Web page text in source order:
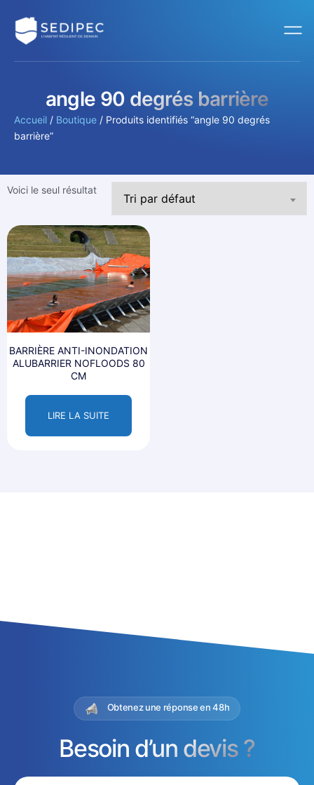
angle 90 degrés barrière
Accueil / Boutique / Produits identifiés “angle 90 degrés
barrière”
Voici le seul résultat
BARRIÈRE ANTI-INONDATION
ALUBARRIER NOFLOODS 80
CM
LIRE LA SUITE
Obtenez une réponse en 48h
Besoin d’un devis ?